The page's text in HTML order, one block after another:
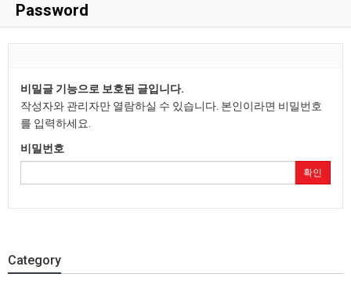
Password
비밀글 기능으로 보호된 글입니다.
작성자와 관리자만 열람하실 수 있습니다. 본인이라면 비밀번호
를 입력하세요.
비밀번호
확인
Category